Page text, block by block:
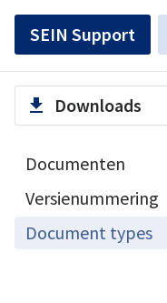
SEIN Support
file_download Downloads
Documenten
Versienummering
Document types